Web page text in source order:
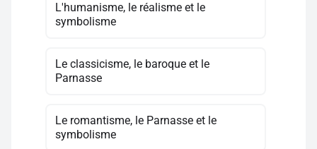
L'humanisme, le réalisme et le
symbolisme
Le classicisme, le baroque et le
Parnasse
Le romantisme, le Parnasse et le
symbolisme